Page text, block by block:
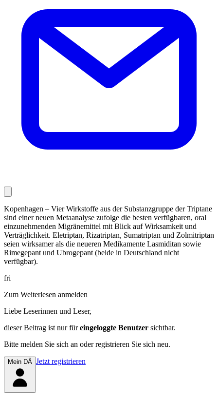
Kopenhagen – Vier Wirkstoffe aus der Substanzgruppe der Triptane
sind einer neuen Metaanalyse zufolge die besten verfügbaren, oral
einzunehmenden Migränemittel mit Blick auf Wirksamkeit und
Verträglichkeit. Eletrip­tan, Rizatriptan, Sumatriptan und Zolmitriptan
seien wirksamer als die neueren Medikamente Lasmiditan sowie
Rimegepant und Ubrogepant (beide in Deutschland nicht
verfügbar).
fri
Zum Weiterlesen anmelden
Liebe Leserinnen und Leser,
dieser Beitrag ist nur füreingeloggte Benutzer sichtbar.
Bitte melden Sie sich an oder registrieren Sie sich neu.
Mein DÄ Jetzt registrieren